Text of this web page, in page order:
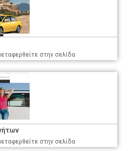
στην σελίδα
στην σελίδα